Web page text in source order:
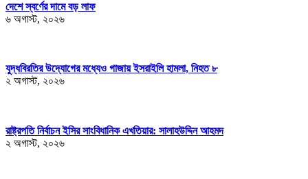
দেশে স্বর্ণের দামে বড় লাফ
৬ অগাস্ট, ২০২৬
যুদ্ধবিরতির উদ্যোগের মধ্যেও গাজায় ইসরাইলি হামলা, নিহত ৮
২ অগাস্ট, ২০২৬
রাষ্ট্রপতি নির্বাচন ইসির সাংবিধানিক এখতিয়ার: সালাহউদ্দিন আহমদ
২ অগাস্ট, ২০২৬